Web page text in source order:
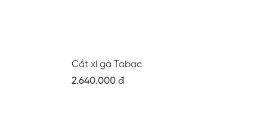
Cắt xì gà Tabac
2.640.000 đ